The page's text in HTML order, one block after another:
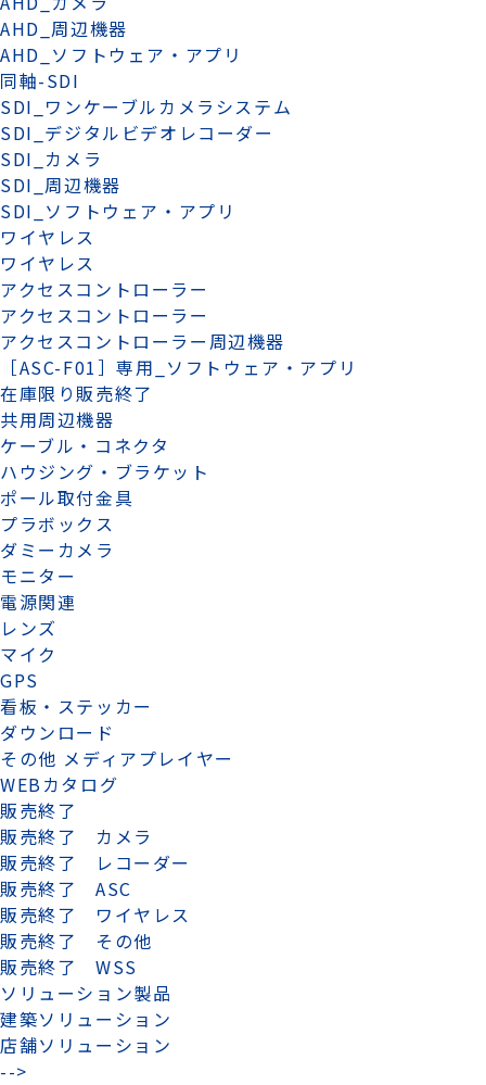
AHD_周辺機器
AHD_ソフトウェア・アプリ
同軸-SDI
SDI_ワンケーブルカメラシステム
SDI_デジタルビデオレコーダー
SDI_カメラ
SDI_周辺機器
SDI_ソフトウェア・アプリ
ワイヤレス
ワイヤレス
アクセスコントローラー
アクセスコントローラー
アクセスコントローラー周辺機器
［ASC-F01］専用_ソフトウェア・アプリ
在庫限り販売終了
共用周辺機器
ケーブル・コネクタ
ハウジング・ブラケット
ポール取付金具
プラボックス
ダミーカメラ
モニター
電源関連
レンズ
マイク
GPS
看板・ステッカー
ダウンロード
その他 メディアプレイヤー
WEBカタログ
販売終了
販売終了 カメラ
販売終了 レコーダー
販売終了 ASC
販売終了 ワイヤレス
販売終了 その他
販売終了 WSS
ソリューション製品
建築ソリューション
店舗ソリューション
-->